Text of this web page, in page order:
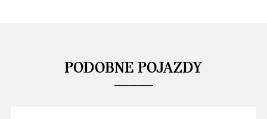
PODOBNE POJAZDY